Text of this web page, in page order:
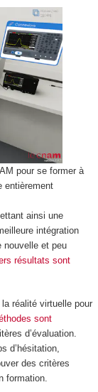
pour se former à
entièrement
ainsi une
intégration
nouvelle et peu
résultats sont
réalité virtuelle pour
sont
d’évaluation.
d’hésitation,
des critères
formation.